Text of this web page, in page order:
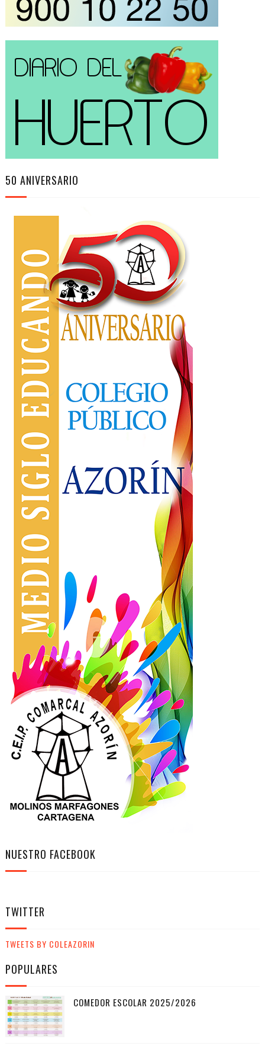
50 ANIVERSARIO
NUESTRO FACEBOOK
TWITTER
TWEETS BY COLEAZORIN
POPULARES
COMEDOR ESCOLAR 2025/2026